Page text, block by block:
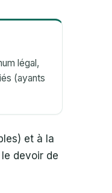
légal,
(ayants
et à la
devoir de